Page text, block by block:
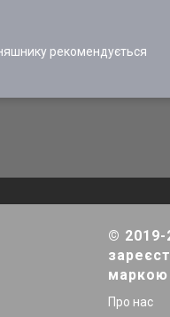
рекомендується
© 2019-
маркою
Про нас